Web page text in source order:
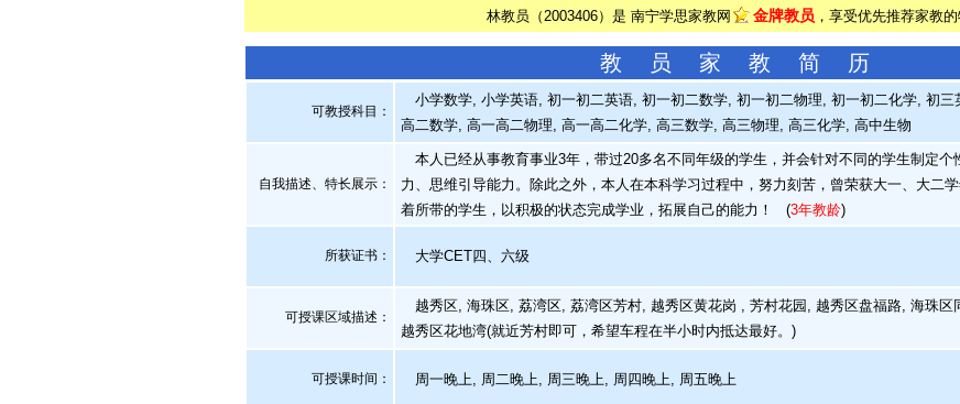
林教员（2003406）是 南宁学思家教网 金牌教员 ，享受优先推荐家教的
教 员 家 教 简 历
可教授科目：
小学数学, 小学英语, 初一初二英语, 初一初二数学, 初一初二物理, 初一初二化学, 初
高二数学, 高一高二物理, 高一高二化学, 高三数学, 高三物理, 高三化学, 高中生物
自我描述、特长展示 ：
本人已经从事教育事业3年，带过20多名不同年级的学生，并会针对不同的学生制定
力、思维引导能力。除此之外，本人在本科学习过程中，努力刻苦，曾荣获大一、大二
着所带的学生，以积极的状态完成学业，拓展自己的能力！
(3年教龄)
所获证书 ： 大学CET四、六级
可授课区域描述：
越秀区, 海珠区, 荔湾区, 荔湾区芳村, 越秀区黄花岗 , 芳村花园, 越秀区盘福路, 海珠区
越秀区花地湾(就近芳村即可，希望车程在半小时内抵达最好。)
可授课时间： 周一晚上, 周二晚上, 周三晚上, 周四晚上, 周五晚上